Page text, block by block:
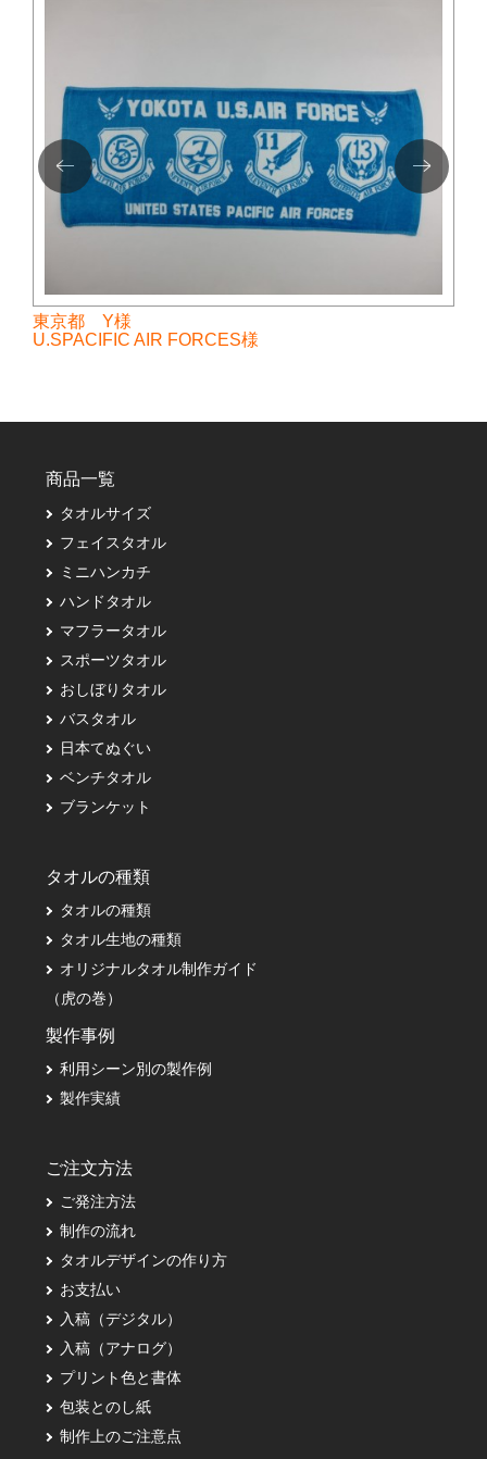
東京都 Y様
U.SPACIFIC AIR FORCES様
商品一覧
タオルサイズ
フェイスタオル
ミニハンカチ
ハンドタオル
マフラータオル
スポーツタオル
おしぼりタオル
バスタオル
日本てぬぐい
ベンチタオル
ブランケット
タオルの種類
タオルの種類
タオル生地の種類
オリジナルタオル制作ガイド
（虎の巻）
製作事例
利用シーン別の製作例
製作実績
ご注文方法
ご発注方法
制作の流れ
タオルデザインの作り方
お支払い
入稿（デジタル）
入稿（アナログ）
プリント色と書体
包装とのし紙
制作上のご注意点